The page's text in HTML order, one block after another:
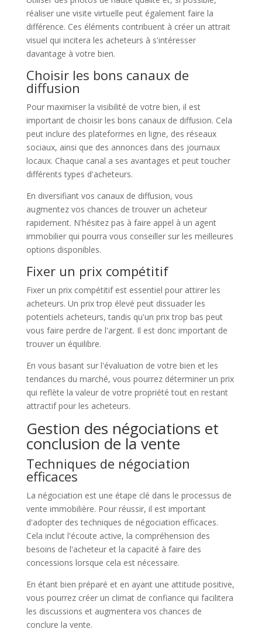
réaliser une visite virtuelle peut également faire la
différence. Ces éléments contribuent à créer un attrait
visuel qui incitera les acheteurs à s'intéresser
davantage à votre bien.
Choisir les bons canaux de
diffusion
Pour maximiser la visibilité de votre bien, il est
important de choisir les bons canaux de diffusion. Cela
peut inclure des plateformes en ligne, des réseaux
sociaux, ainsi que des annonces dans des journaux
locaux. Chaque canal a ses avantages et peut toucher
différents types d'acheteurs.
En diversifiant vos canaux de diffusion, vous
augmentez vos chances de trouver un acheteur
rapidement. N'hésitez pas à faire appel à un agent
immobilier qui pourra vous conseiller sur les meilleures
options disponibles.
Fixer un prix compétitif
Fixer un prix compétitif est essentiel pour attirer les
acheteurs. Un prix trop élevé peut dissuader les
potentiels acheteurs, tandis qu'un prix trop bas peut
vous faire perdre de l'argent. Il est donc important de
trouver un équilibre.
En vous basant sur l'évaluation de votre bien et les
tendances du marché, vous pourrez déterminer un prix
qui reflète la valeur de votre propriété tout en restant
attractif pour les acheteurs.
Gestion des négociations et
conclusion de la vente
Techniques de négociation
efficaces
La négociation est une étape clé dans le processus de
vente immobilière. Pour réussir, il est important
d'adopter des techniques de négociation efficaces.
Cela inclut l'écoute active, la compréhension des
besoins de l'acheteur et la capacité à faire des
concessions lorsque cela est nécessaire.
En étant bien préparé et en ayant une attitude positive,
vous pourrez créer un climat de confiance qui facilitera
les discussions et augmentera vos chances de
conclure la vente.